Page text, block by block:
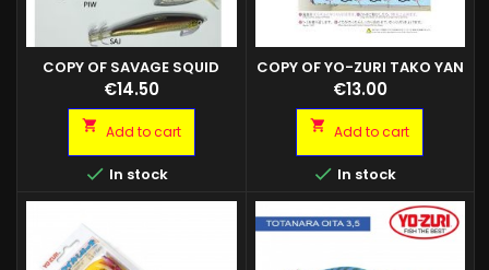
COPY OF SAVAGE SQUID
BEAT TROLLING 100
Price
€14.50
 Add to cart
 In stock
COPY OF YO-ZURI TAKO YAN
3.0 GLOW COL. SLP
Price
€13.00
 Add to cart
 In stock